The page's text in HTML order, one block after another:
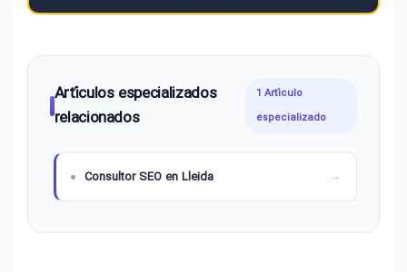
Artículos especializados
relacionados
1 Artículo
especializado
Consultor SEO en Lleida